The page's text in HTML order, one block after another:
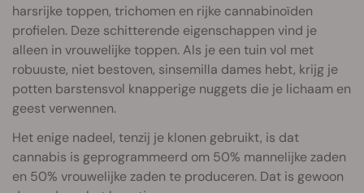
harsrijke toppen, trichomen en rijke cannabinoïden
profielen. Deze schitterende eigenschappen vind je
alleen in vrouwelijke toppen. Als je een tuin vol met
robuuste, niet bestoven, sinsemilla dames hebt, krijg je
potten barstensvol knapperige nuggets die je lichaam en
geest verwennen.
Het enige nadeel, tenzij je klonen gebruikt, is dat
cannabis is geprogrammeerd om 50% mannelijke zaden
en 50% vrouwelijke zaden te produceren. Dat is gewoon